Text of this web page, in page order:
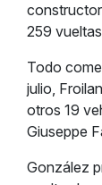
259
Todo
julio,
otros 19
Giuseppe
González